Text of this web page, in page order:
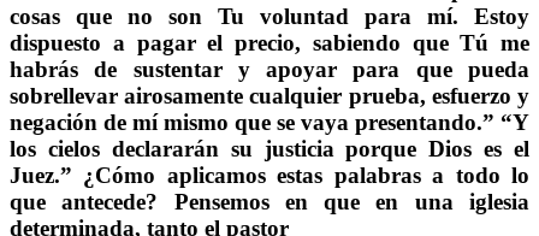
cosas que no son Tu voluntad para mí. Estoy
dispuesto a pagar el precio, sabiendo que Tú me
habrás de sustentar y apoyar para que pueda
sobrellevar airosamente cualquier prueba, esfuerzo y
negación de mí mismo que se vaya presentando.” “Y
los cielos declararán su justicia porque Dios es el
Juez.” ¿Cómo aplicamos estas palabras a todo lo
que antecede? Pensemos en que en una iglesia
determinada, tanto el pastor